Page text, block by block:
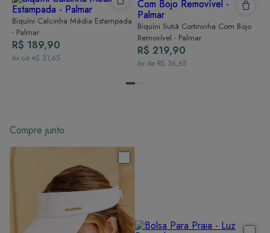
dicas acima para manter as cores radiantes.
Biquíni Calcinha Média Estampada
- Palmar
R$ 189,90
6x de R$ 31,65
Biquíni Sutiã Cortininha Com Bojo
Removível - Palmar
R$ 219,90
6x de R$ 36,65
Compre junto